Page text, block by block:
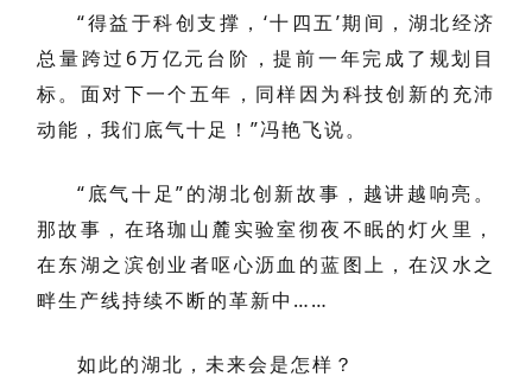
“得益于科创支撑，‘十四五’期间，湖北经济
总量跨过6万亿元台阶，提前一年完成了规划目
标。面对下一个五年，同样因为科技创新的充沛
动能，我们底气十足！”冯艳飞说。
“底气十足”的湖北创新故事，越讲越响亮。
那故事，在珞珈山麓实验室彻夜不眠的灯火里，
在东湖之滨创业者呕心沥血的蓝图上，在汉水之
畔生产线持续不断的革新中……
如此的湖北，未来会是怎样？